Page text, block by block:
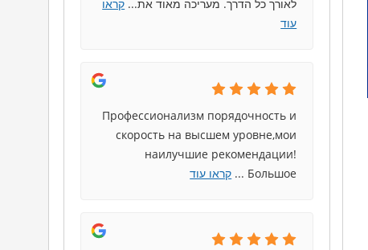
לאורך כל הדרך. מעריכה מאוד את... קראו
עוד
Профессионализм порядочность и
скорость на высшем уровне,мои
наилучшие рекомендации!
Большое
... קראו עוד